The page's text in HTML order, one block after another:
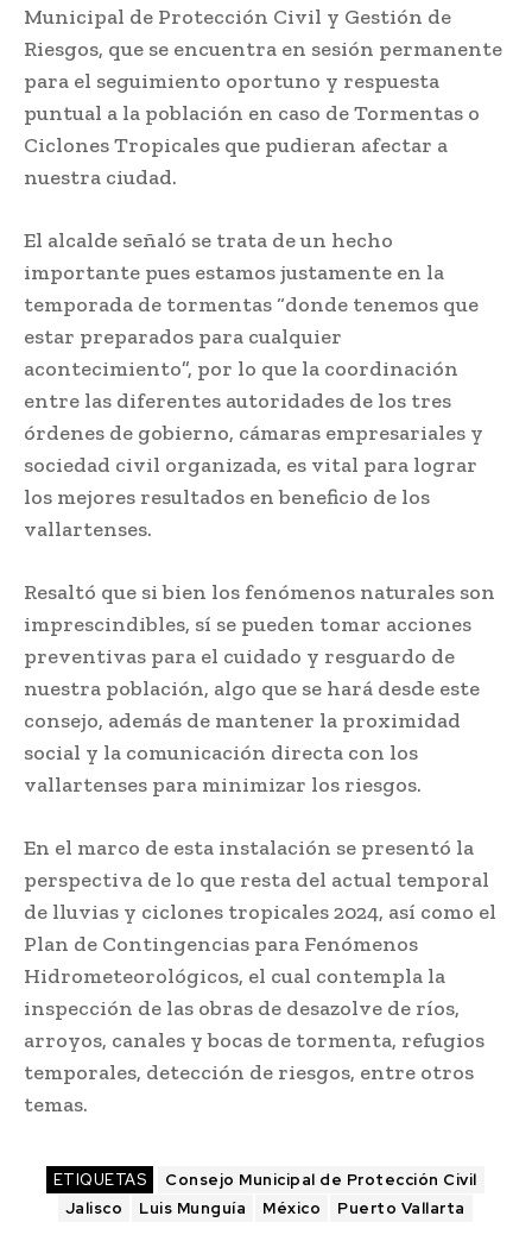
Municipal de Protección Civil y Gestión de
Riesgos, que se encuentra en sesión permanente
para el seguimiento oportuno y respuesta
puntual a la población en caso de Tormentas o
Ciclones Tropicales que pudieran afectar a
nuestra ciudad.
El alcalde señaló se trata de un hecho
importante pues estamos justamente en la
temporada de tormentas “donde tenemos que
estar preparados para cualquier
acontecimiento”, por lo que la coordinación
entre las diferentes autoridades de los tres
órdenes de gobierno, cámaras empresariales y
sociedad civil organizada, es vital para lograr
los mejores resultados en beneficio de los
vallartenses.
Resaltó que si bien los fenómenos naturales son
imprescindibles, sí se pueden tomar acciones
preventivas para el cuidado y resguardo de
nuestra población, algo que se hará desde este
consejo, además de mantener la proximidad
social y la comunicación directa con los
vallartenses para minimizar los riesgos.
En el marco de esta instalación se presentó la
perspectiva de lo que resta del actual temporal
de lluvias y ciclones tropicales 2024, así como el
Plan de Contingencias para Fenómenos
Hidrometeorológicos, el cual contempla la
inspección de las obras de desazolve de ríos,
arroyos, canales y bocas de tormenta, refugios
temporales, detección de riesgos, entre otros
temas.
ETIQUETAS
Consejo Municipal de Protección Civil
Jalisco
Luis Munguía México Puerto Vallarta